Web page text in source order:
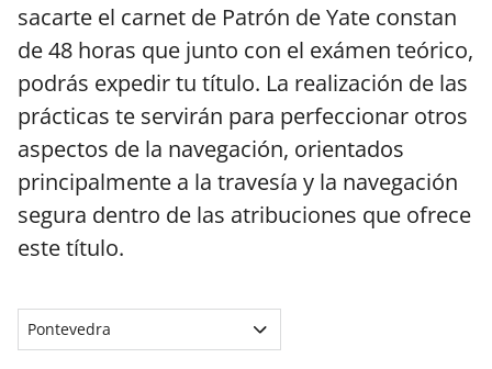
sacarte el carnet de Patrón de Yate constan
de 48 horas que junto con el exámen teórico,
podrás expedir tu título. La realización de las
prácticas te servirán para perfeccionar otros
aspectos de la navegación, orientados
principalmente a la travesía y la navegación
segura dentro de las atribuciones que ofrece
este título.
Pontevedra